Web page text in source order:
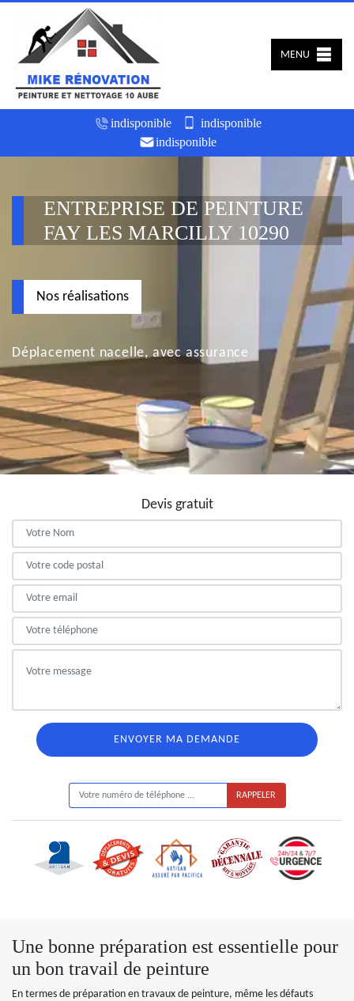
indisponible
indisponible
indisponible
MENU
ENTREPRISE DE PEINTURE
FAY LES MARCILLY 10290
Nos réalisations
Déplacement nacelle, avec assurance
Devis gratuit
Une bonne préparation est essentielle pour
un bon travail de peinture
En termes de préparation en travaux de peinture, même les défauts